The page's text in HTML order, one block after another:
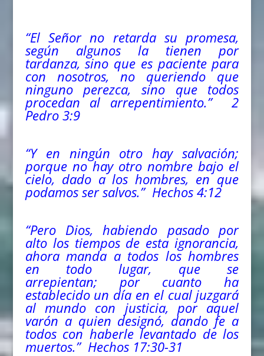
“El Señor no retarda su promesa,
según algunos la tienen por
tardanza, sino que es paciente para
con nosotros, no queriendo que
ninguno perezca, sino que todos
procedan al arrepentimiento.” 2
Pedro 3:9
“Y en ningún otro hay salvación;
porque no hay otro nombre bajo el
cielo, dado a los hombres, en que
podamos ser salvos.” Hechos 4:12
“Pero Dios, habiendo pasado por
alto los tiempos de esta ignorancia,
ahora manda a todos los hombres
en todo lugar, que se
arrepientan; por cuanto ha
establecido un día en el cual juzgará
al mundo con justicia, por aquel
varón a quien designó, dando fe a
todos con haberle levantado de los
muertos.” Hechos 17:30-31